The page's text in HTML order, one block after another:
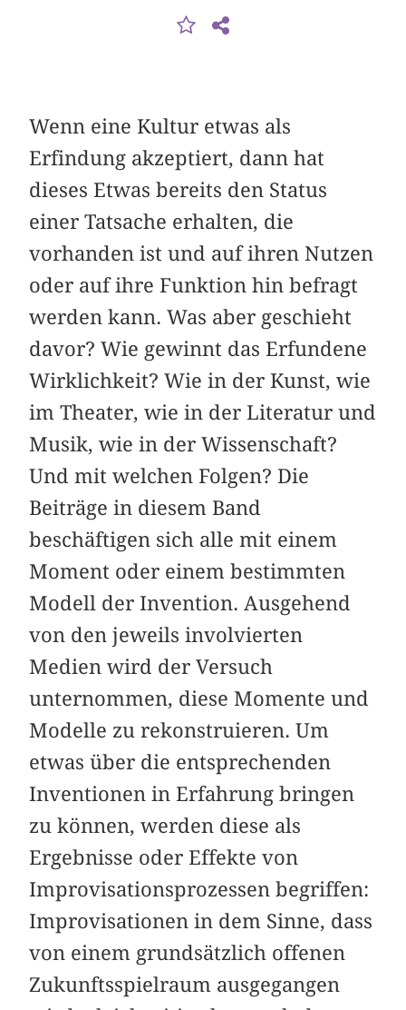
Wenn eine Kultur etwas als
Erfindung akzeptiert, dann hat
dieses Etwas bereits den Status
einer Tatsache erhalten, die
vorhanden ist und auf ihren Nutzen
oder auf ihre Funktion hin befragt
werden kann. Was aber geschieht
davor? Wie gewinnt das Erfundene
Wirklichkeit? Wie in der Kunst, wie
im Theater, wie in der Literatur und
Musik, wie in der Wissenschaft?
Und mit welchen Folgen? Die
Beiträge in diesem Band
beschäftigen sich alle mit einem
Moment oder einem bestimmten
Modell der Invention. Ausgehend
von den jeweils involvierten
Medien wird der Versuch
unternommen, diese Momente und
Modelle zu rekonstruieren. Um
etwas über die entsprechenden
Inventionen in Erfahrung bringen
zu können, werden diese als
Ergebnisse oder Effekte von
Improvisationsprozessen begriffen:
Improvisationen in dem Sinne, dass
von einem grundsätzlich offenen
Zukunftsspielraum ausgegangen